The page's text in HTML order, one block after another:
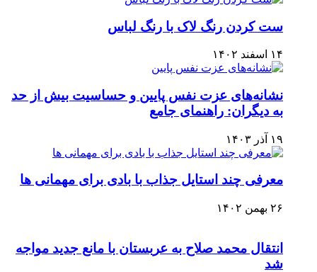
ست کردن رنگ لاک با رنگ لباس
۱۴ اسفند ۱۴۰۲
نشانه‌های عزت نفس پایین و حساسیت بیش از حد
به دیگران: راهنمای جامع
۱۹ آذر ۱۴۰۳
معرفی چند استایل جذاب با بادی برای مهمانی ها
۲۶ بهمن ۱۴۰۲
انتقال محمد صلاح به عربستان با مانع جدید مواجه
شد